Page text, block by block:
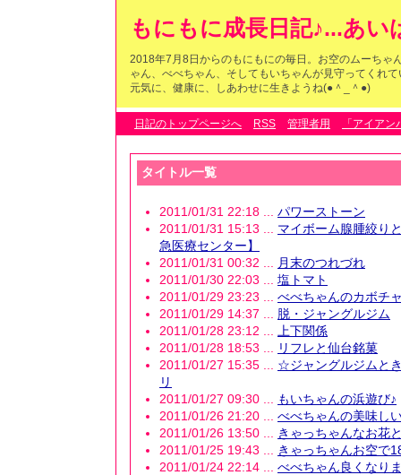
もにもに成長日記♪...あい
2018年7月8日からのもにもにの毎日。お空のムーちゃ
ゃん、べべちゃん、そしてもいちゃんが見守ってくれ
元気に、健康に、しあわせに生きようね(●＾_＾●)
日記のトップページへ RSS 管理者用 「アイア
タイトル一覧
2011/01/31 22:18 ... パワーストーン
2011/01/31 15:13 ... マイボーム腺腫絞り
急医療センター】
2011/01/31 00:32 ...
月末のつれづれ
2011/01/30 22:03 ... 塩トマト
2011/01/29 23:23 ... べべちゃんのカボチ
2011/01/29 14:37 ... 脱・ジャングルジム
2011/01/28 23:12 ...
上下関係
2011/01/28 18:53 ...
リフレと仙台銘菓
2011/01/27 15:35 ... ☆ジャングルジムと
リ
2011/01/27 09:30 ...
もいちゃんの浜遊び♪
2011/01/26 21:20 ... べべちゃんの美味し
2011/01/26 13:50 ...
きゃっちゃんなお花
2011/01/25 19:43 ...
きゃっちゃんお空で
2011/01/24 22:14 ... べべちゃん良くなり